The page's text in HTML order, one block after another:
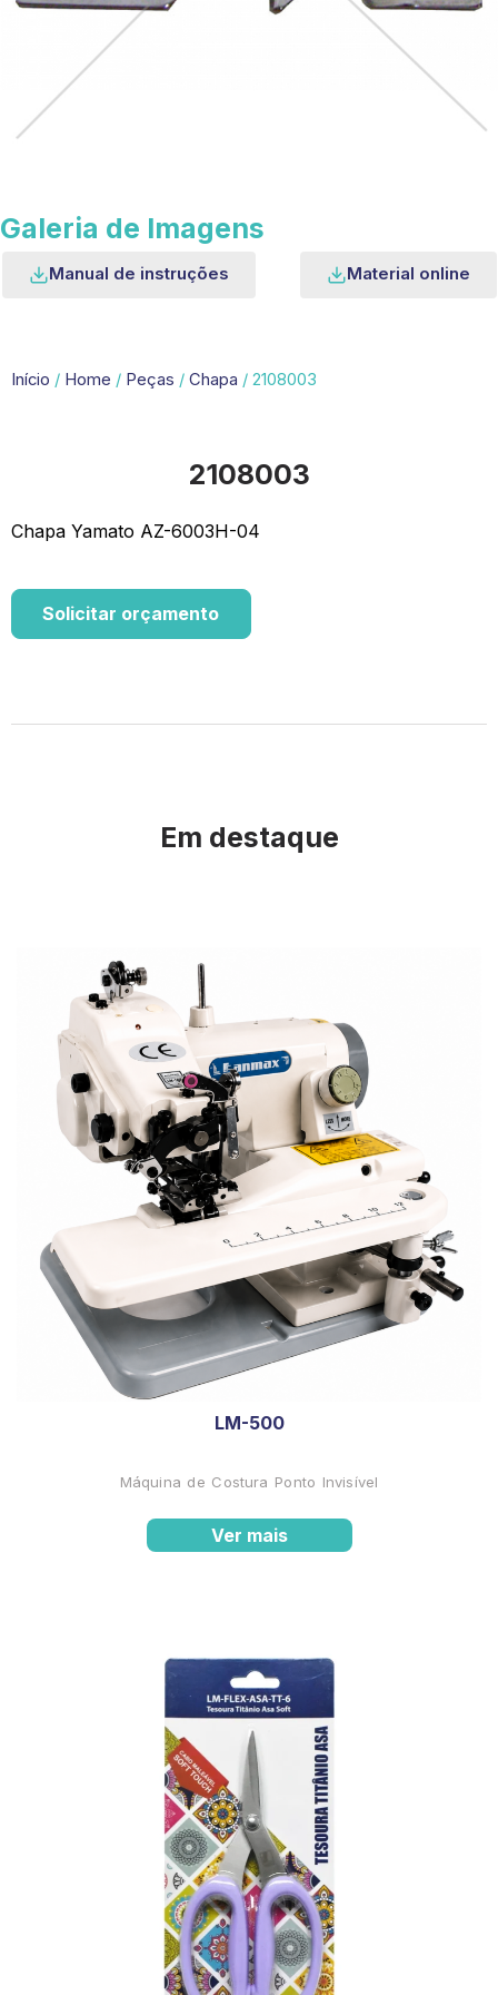
Galeria de Imagens
Manual de instruções Material online
Início / Home / Peças / Chapa / 2108003
2108003
Chapa Yamato AZ-6003H-04
Solicitar orçamento
Em destaque
LM-500
Máquina de Costura Ponto Invisível
Ver mais